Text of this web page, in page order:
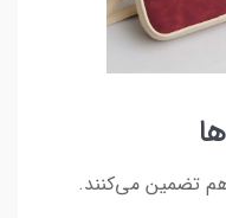
هم تضمین می‌کنند.